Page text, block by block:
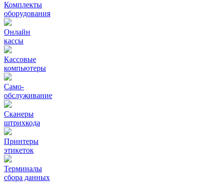
Комплекты
оборудования
Онлайн
кассы
Кассовые
компьютеры
Само-
обслуживание
Сканеры
штрихкода
Принтеры
этикеток
Терминалы
сбора данных